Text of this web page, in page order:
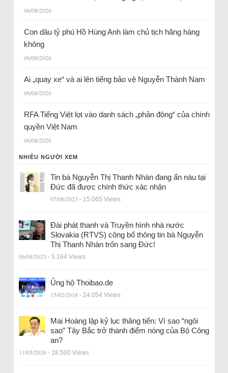
06/08/2026
Con dâu tỷ phú Hồ Hùng Anh làm chủ tịch hãng hàng
không
06/08/2026
Ai „quay xe“ và ai lên tiếng bảo vệ Nguyễn Thành Nam
06/08/2026
RFA Tiếng Việt lọt vào danh sách „phản động“ của chính
quyền Việt Nam
06/08/2026
NHIỀU NGƯỜI XEM
Tin bà Nguyễn Thị Thanh Nhàn đang ẩn náu tại
Đức đã được chính thức xác nhận
07/08/2023 - 15.065 Views
Đài phát thanh và Truyền hình nhà nước
Slovakia (RTVS) công bố thông tin bà Nguyễn
Thị Thanh Nhàn trốn sang Đức!
06/08/2023 - 5.164 Views
Ủng hộ Thoibao.de
15/02/2018 - 24.054 Views
Mai Hoàng lập kỷ lục thăng tiến: Vì sao “ngôi
sao” Tây Bắc trở thành điểm nóng của Bộ Công
an?
11/05/2026 - 18.500 Views